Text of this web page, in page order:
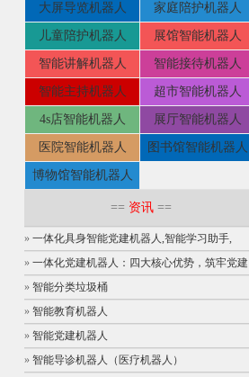
大屏导览机器人 家庭陪护机器人
儿童陪护机器人 展馆智能机器人
智能讲解机器人 智能接待机器人
智能主持机器人 超市智能机器人
4s店智能机器人 展厅智能机器人
医院智能机器人 图书馆智能机器人
博物馆智能机器人
== 资讯==
» 一体化具身智能党建机器人,智能学习助手,
» 一体化党建机器人：四大核心优势，筑牢党建
» 智能分类垃圾桶
» 智能教育机器人
» 智能党建机器人
» 智能导诊机器人（医疗机器人）